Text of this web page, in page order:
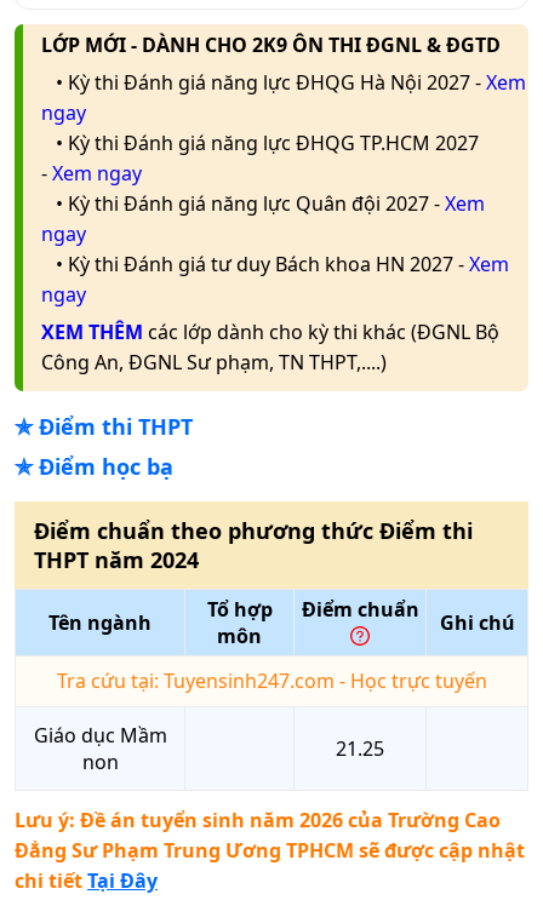
LỚP MỚI - DÀNH CHO 2K9 ÔN THI ĐGNL & ĐGTD
• Kỳ thi Đánh giá năng lực ĐHQG Hà Nội 2027 -Xem
ngay
• Kỳ thi Đánh giá năng lực ĐHQG TP.HCM 2027
-Xem ngay
• Kỳ thi Đánh giá năng lực Quân đội 2027 -Xem
ngay
• Kỳ thi Đánh giá tư duy Bách khoa HN 2027 -Xem
ngay
XEM THÊM các lớp dành cho kỳ thi khác (ĐGNL Bộ
Công An, ĐGNL Sư phạm, TN THPT,....)
✯Điểm thi THPT
✯Điểm học bạ
Điểm chuẩn theo phương thức Điểm thi
THPT năm 2024
Tên ngành
Tổ hợp
môn
Điểm chuẩn Ghi chú
Tra cứu tại: Tuyensinh247.com - Học trực tuyến
Giáo dục Mầm
non
21.25
Lưu ý: Đề án tuyển sinh năm 2026 của Trường Cao
Đẳng Sư Phạm Trung Ương TPHCM sẽ được cập nhật
chi tiếtTại Đây